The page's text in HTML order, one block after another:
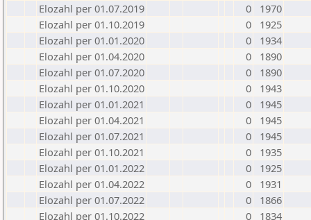
Elozahl per 01.07.2019
0
1970
Elozahl per 01.10.2019
0
1925
Elozahl per 01.01.2020
0
1934
Elozahl per 01.04.2020
0
1890
Elozahl per 01.07.2020
0
1890
Elozahl per 01.10.2020
0
1943
Elozahl per 01.01.2021
0
1945
Elozahl per 01.04.2021
0
1945
Elozahl per 01.07.2021
0
1945
Elozahl per 01.10.2021
0
1935
Elozahl per 01.01.2022
0
1925
Elozahl per 01.04.2022
0
1931
Elozahl per 01.07.2022
0
1866
Elozahl per 01.10.2022
0
1834